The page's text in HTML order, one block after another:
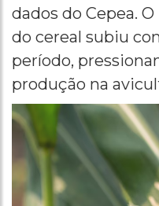
dados do Cepea.
do cereal subiu
período,
produção na